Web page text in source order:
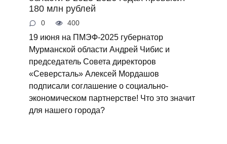
180 млн рублей
0 400
19 июня на ПМЭФ-2025 губернатор
Мурманской области Андрей Чибис и
председатель Совета директоров
«Северсталь» Алексей Мордашов
подписали соглашение о социально-
экономическом партнерстве! Что это значит
для нашего города?